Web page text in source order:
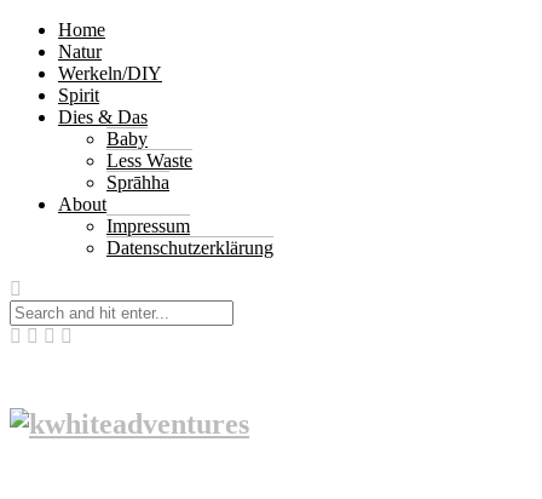
Home
Natur
Werkeln/DIY
Spirit
Dies & Das
Baby
Less Waste
Sprāhha
About
Impressum
Datenschutzerklärung